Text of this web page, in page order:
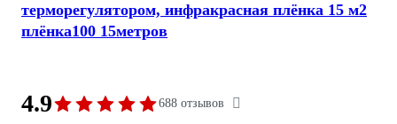
терморегулятором, инфракрасная плёнка 15 м2
плёнка100 15метров
4.9 688 отзывов